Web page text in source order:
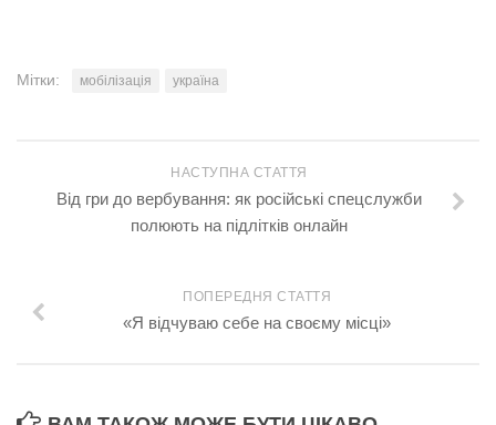
#Війна
Мітки: мобілізація україна
НАСТУПНА СТАТТЯ
Від гри до вербування: як російські спецслужби
полюють на підлітків онлайн
ПОПЕРЕДНЯ СТАТТЯ
«Я відчуваю себе на своєму місці»